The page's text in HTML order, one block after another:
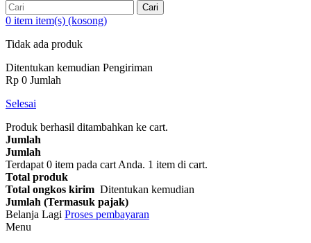
Cari
0 item item(s) (kosong)
Tidak ada produk
Ditentukan kemudian Pengiriman
Rp‎ 0 Jumlah
Selesai
Produk berhasil ditambahkan ke cart.
Jumlah
Jumlah
Terdapat 0 item pada cart Anda. 1 item di cart.
Total produk
Total ongkos kirim Ditentukan kemudian
Jumlah (Termasuk pajak)
Belanja Lagi Proses pembayaran
Menu